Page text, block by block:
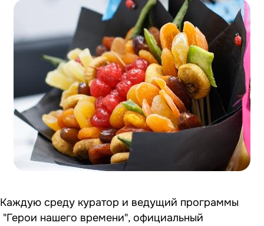
Каждую среду куратор и ведущий программы
"Герои нашего времени", официальный